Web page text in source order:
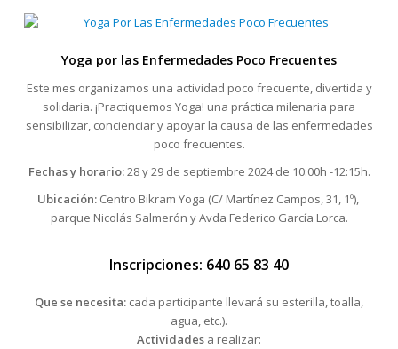
Yoga por las Enfermedades Poco Frecuentes
Este mes organizamos una actividad poco frecuente, divertida y
solidaria. ¡Practiquemos Yoga! una práctica milenaria para
sensibilizar, concienciar y apoyar la causa de las enfermedades
poco frecuentes.
Fechas y horario:28 y 29 de septiembre 2024 de 10:00h -12:15h.
Ubicación:Centro Bikram Yoga (C/ Martínez Campos, 31, 1º),
parque Nicolás Salmerón y Avda Federico García Lorca.
Inscripciones: 640 65 83 40
Que se necesita: cada participante llevará su esterilla, toalla,
agua, etc.).
Actividades a realizar: